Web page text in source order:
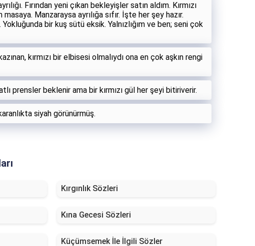
Fırından yeni çıkan bekleyişler satın aldım. Kırmızı
masaya. Manzaraysa ayrılığa sıfır. İşte her şey hazır.
Yokluğunda bir kuş sütü eksik. Yalnızlığım ve ben; seni çok
kırmızı bir elbisesi olmalıydı ona en çok aşkın rengi
prensler beklenir ama bir kırmızı gül her şeyi bitiriverir.
siyah görünürmüş.
Kırgınlık Sözleri
Kına Gecesi Sözleri
Küçümsemek İle İlgili Sözler